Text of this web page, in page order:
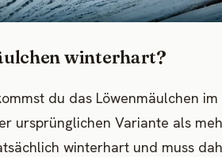
winterhart?
du das Löwenmäulchen im
ursprünglichen Variante als
winterhart und muss